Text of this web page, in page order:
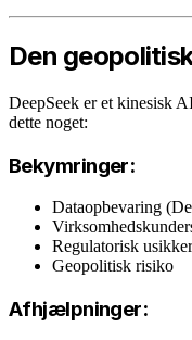
Den
DeepSeek er et kinesisk
dette noget:
Bekymringer:
Dataopbevaring
Regulatorisk
Geopolitisk risiko
Afhjælpninger: